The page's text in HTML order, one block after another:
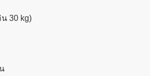
30 kg)